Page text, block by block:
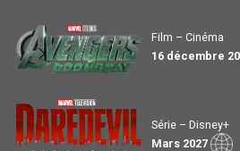
Film – Cinéma
16 décembre
Série – Disney+
Mars 2027